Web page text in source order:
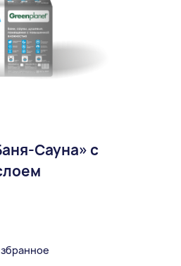
Сауна» с